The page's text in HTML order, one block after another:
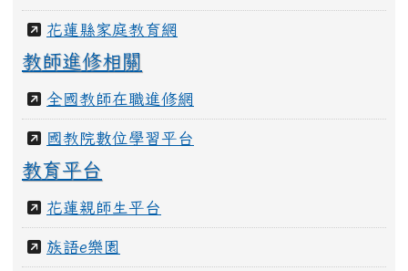
花蓮縣家庭教育網
教師進修相關
全國教師在職進修網
國教院數位學習平台
教育平台
花蓮親師生平台
族語e樂園